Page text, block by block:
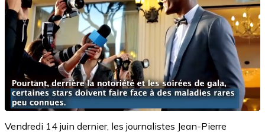
Vendredi 14 juin dernier, les journalistes Jean-Pierre